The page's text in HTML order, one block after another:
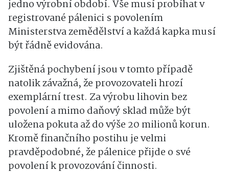
jedno výrobní období. Vše musí probíhat v
registrované pálenici s povolením
Ministerstva zemědělství a každá kapka musí
být řádně evidována.
Zjištěná pochybení jsou v tomto případě
natolik závažná, že provozovateli hrozí
exemplární trest. Za výrobu lihovin bez
povolení a mimo daňový sklad může být
uložena pokuta až do výše 20 milionů korun.
Kromě finančního postihu je velmi
pravděpodobné, že pálenice přijde o své
povolení k provozování činnosti.